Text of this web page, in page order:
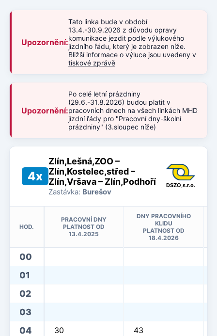
Upozornění:
Tato linka bude v období
13.4.-30.9.2026 z důvodu opravy
komunikace jezdit podle výlukového
jízdního řádu, který je zobrazen níže.
Bližší informace o výluce jsou uvedeny v
tiskové zprávě
Upozornění:
Po celé letní prázdniny
(29.6.-31.8.2026) budou platit v
pracovních dnech na všech linkách MHD
jízdní řády pro "Pracovní dny-školní
prázdniny" (3.sloupec níže)
4x
Zlín,Lešná,ZOO –
Zlín,Kostelec,střed –
Zlín,Vršava – Zlín,Podhoří
Zastávka: Burešov
DSZO,s.r.o.
HOD.
PRACOVNÍ DNY
PLATNOST OD
13.4.2025
DNY PRACOVNÍHO
KLIDU
PLATNOST OD
18.4.2026
00
01
02
03
04
30 43